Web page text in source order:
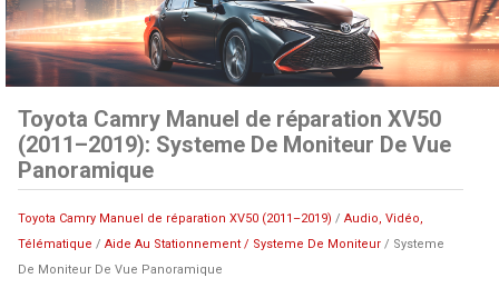
Toyota Camry Manuel de réparation XV50
(2011–2019): Systeme De Moniteur De Vue
Panoramique
Toyota Camry Manuel de réparation XV50 (2011–2019) /Audio, Vidéo,
Télématique /Aide Au Stationnement / Systeme De Moniteur / Systeme
De Moniteur De Vue Panoramique